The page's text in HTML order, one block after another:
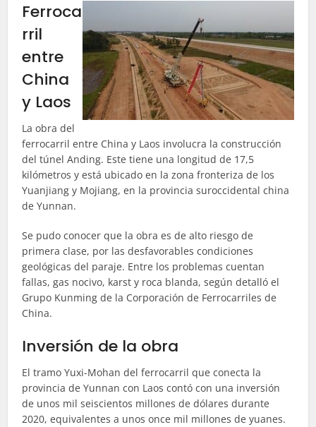
Ferroca
rril
entre
China
y Laos
La obra del
ferrocarril entre China y Laos involucra la construcción
del túnel Anding. Este tiene una longitud de 17,5
kilómetros y está ubicado en la zona fronteriza de los
Yuanjiang y Mojiang, en la provincia suroccidental china
de Yunnan.
Se pudo conocer que la obra es de alto riesgo de
primera clase, por las desfavorables condiciones
geológicas del paraje. Entre los problemas cuentan
fallas, gas nocivo, karst y roca blanda, según detalló el
Grupo Kunming de la Corporación de Ferrocarriles de
China.
Inversión de la obra
El tramo Yuxi-Mohan del ferrocarril que conecta la
provincia de Yunnan con Laos contó con una inversión
de unos mil seiscientos millones de dólares durante
2020, equivalentes a unos once mil millones de yuanes.